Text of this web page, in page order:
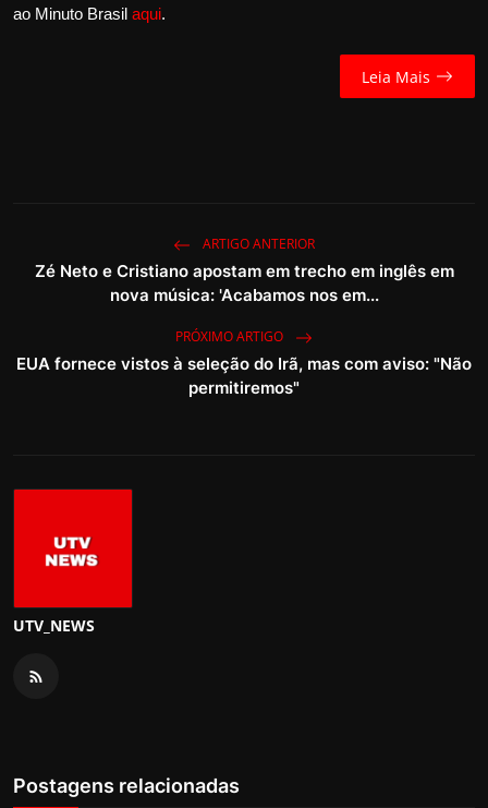
ao Minuto Brasil aqui.
Leia Mais
ARTIGO ANTERIOR
Zé Neto e Cristiano apostam em trecho em inglês em
nova música: 'Acabamos nos em...
PRÓXIMO ARTIGO
EUA fornece vistos à seleção do Irã, mas com aviso: "Não
permitiremos"
UTV_NEWS
Postagens relacionadas